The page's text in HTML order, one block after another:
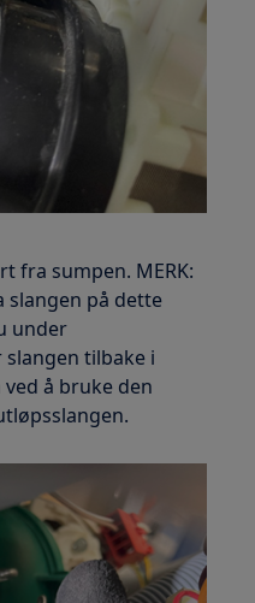
fra sumpen. MERK:
slangen på dette
under
tilbake i
å bruke den